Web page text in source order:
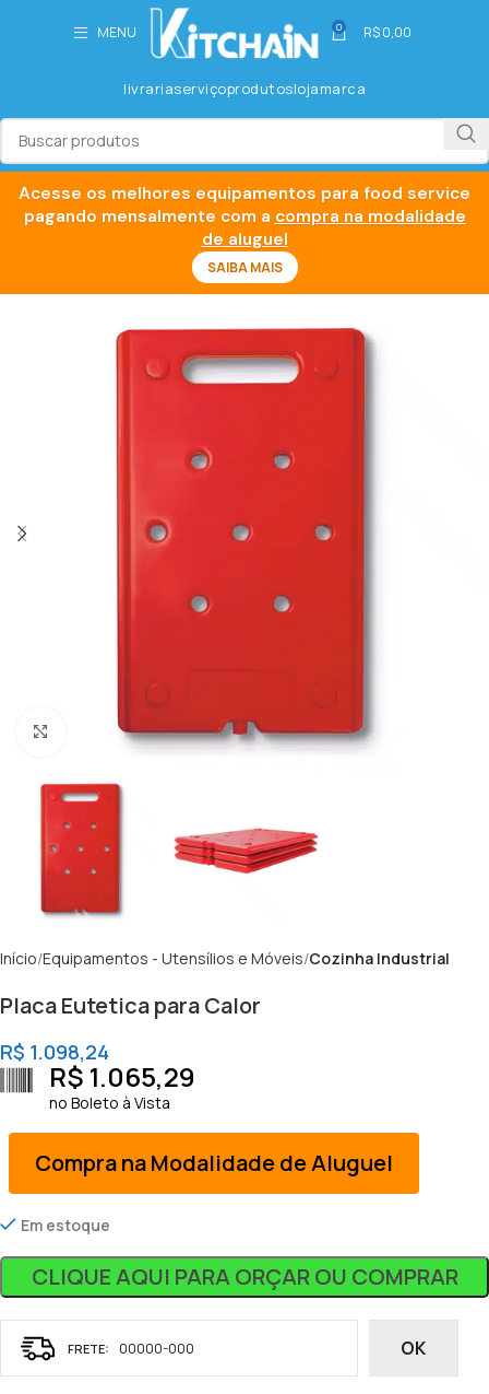
MENU 0 R$0,00
livrariaserviçoprodutoslojamarca
Clique para ampliar
Início Equipamentos - Utensílios e Móveis Cozinha Industrial
Placa Eutetica para Calor
R$ 1.098,24
R$ 1.065,29
no Boleto à Vista
Compra na Modalidade de Aluguel
Em estoque
CLIQUE AQUI PARA ORÇAR OU COMPRAR
OK
Acesse os melhores equipamentos para food service
pagando mensalmente com a compra na modalidade
de aluguel
SAIBA MAIS